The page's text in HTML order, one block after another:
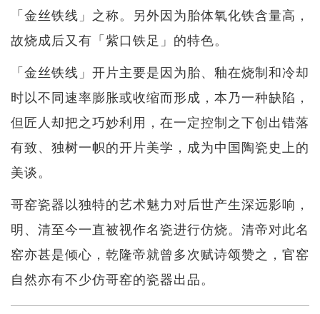
「金丝铁线」之称。另外因为胎体氧化铁含量高，
故烧成后又有「紫口铁足」的特色。
「金丝铁线」开片主要是因为胎、釉在烧制和冷却
时以不同速率膨胀或收缩而形成，本乃一种缺陷，
但匠人却把之巧妙利用，在一定控制之下创出错落
有致、独树一帜的开片美学，成为中国陶瓷史上的
美谈。
哥窑瓷器以独特的艺术魅力对后世产生深远影响，
明、清至今一直被视作名瓷进行仿烧。清帝对此名
窑亦甚是倾心，乾隆帝就曾多次赋诗颂赞之，官窑
自然亦有不少仿哥窑的瓷器出品。